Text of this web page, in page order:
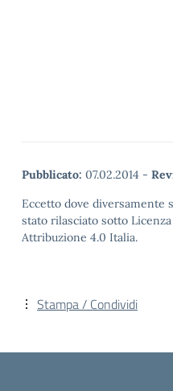
Pubblicato: 07.02.2014 -
Eccetto dove diversamente
stato rilasciato sotto
Attribuzione 4.0 Italia.
Stampa / Condividi